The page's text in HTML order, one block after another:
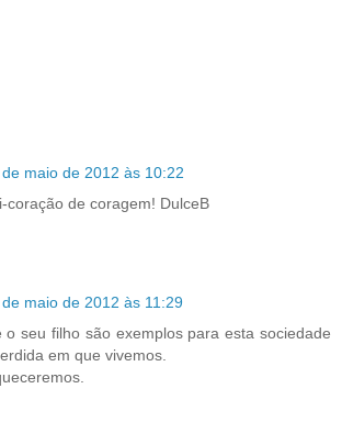
de maio de 2012 às 10:22
coração de coragem! DulceB
de maio de 2012 às 11:29
o seu filho são exemplos para esta sociedade
em que vivemos.